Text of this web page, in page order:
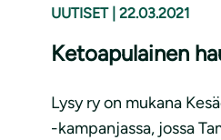
UUTISET 22.03.2021
Ketoapulainen
Lysy ry on mukana
-kampanjassa, jossa